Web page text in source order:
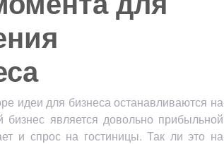
идеи для бизнеса останавливаются на
бизнес является довольно прибыльной
и спрос на гостиницы. Так ли это на